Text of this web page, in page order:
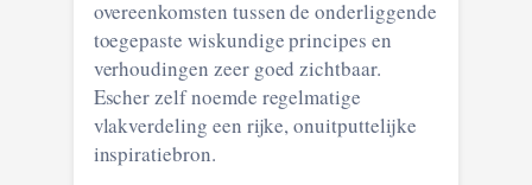
overeenkomsten tussen de onderliggende
toegepaste wiskundige principes en
verhoudingen zeer goed zichtbaar.
Escher zelf noemde regelmatige
vlakverdeling een rijke, onuitputtelijke
inspiratiebron.